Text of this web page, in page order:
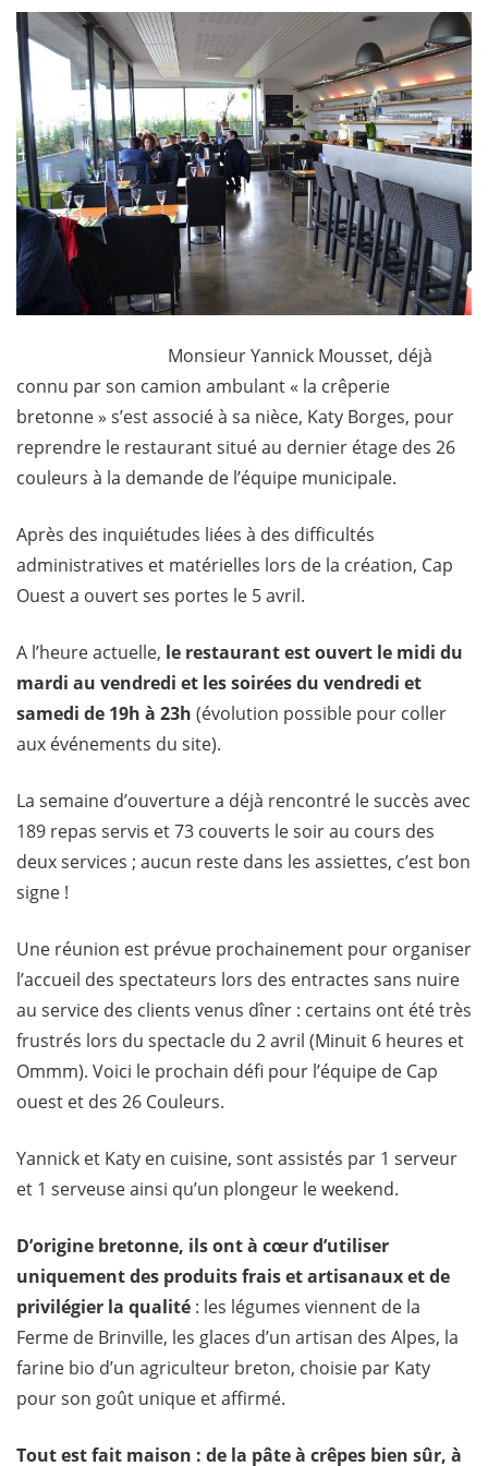
Monsieur Yannick Mousset, déjà
connu par son camion ambulant « la crêperie
bretonne » s’est associé à sa nièce, Katy Borges, pour
reprendre le restaurant situé au dernier étage des 26
couleurs à la demande de l’équipe municipale.
Après des inquiétudes liées à des difficultés
administratives et matérielles lors de la création, Cap
Ouest a ouvert ses portes le 5 avril.
A l’heure actuelle, le restaurant est ouvert le midi du
mardi au vendredi et les soirées du vendredi et
samedi de 19h à 23h (évolution possible pour coller
aux événements du site).
La semaine d’ouverture a déjà rencontré le succès avec
189 repas servis et 73 couverts le soir au cours des
deux services ; aucun reste dans les assiettes, c’est bon
signe !
Une réunion est prévue prochainement pour organiser
l’accueil des spectateurs lors des entractes sans nuire
au service des clients venus dîner : certains ont été très
frustrés lors du spectacle du 2 avril (Minuit 6 heures et
Ommm). Voici le prochain défi pour l’équipe de Cap
ouest et des 26 Couleurs.
Yannick et Katy en cuisine, sont assistés par 1 serveur
et 1 serveuse ainsi qu’un plongeur le weekend.
D’origine bretonne, ils ont à cœur d’utiliser
uniquement des produits frais et artisanaux et de
privilégier la qualité : les légumes viennent de la
Ferme de Brinville, les glaces d’un artisan des Alpes, la
farine bio d’un agriculteur breton, choisie par Katy
pour son goût unique et affirmé.
Tout est fait maison : de la pâte à crêpes bien sûr, à